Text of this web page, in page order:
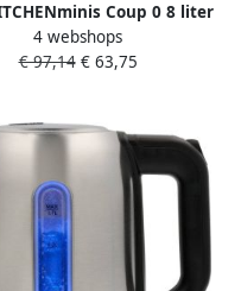
Coup 0 8 liter
Waterkoker Zilver
4 webshops
€ 97,14€ 63,75